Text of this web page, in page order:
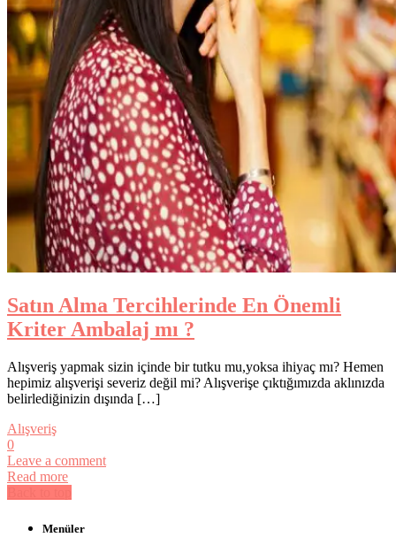
Satın Alma Tercihlerinde En Önemli
Kriter Ambalaj mı ?
Alışveriş yapmak sizin içinde bir tutku mu,yoksa ihiyaç mı? Hemen
hepimiz alışverişi severiz değil mi? Alışverişe çıktığımızda aklınızda
belirlediğinizin dışında […]
Alışveriş
0
Leave a comment
Read more
Menüler